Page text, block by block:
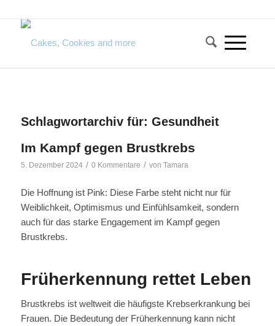
Schlagwortarchiv für: Gesundheit
Im Kampf gegen Brustkrebs
5. Dezember 2024 / 0 Kommentare / von Tamara
Die Hoffnung ist Pink: Diese Farbe steht nicht nur für
Weiblichkeit, Optimismus und Einfühlsamkeit, sondern
auch für das starke Engagement im Kampf gegen
Brustkrebs.
Früherkennung rettet Leben
Brustkrebs ist weltweit die häufigste Krebserkrankung bei
Frauen. Die Bedeutung der Früherkennung kann nicht